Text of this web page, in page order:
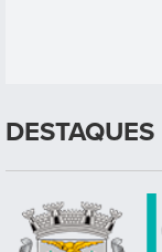
DESTAQUES